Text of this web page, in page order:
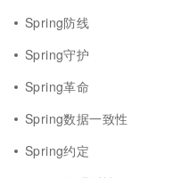
Spring防线
Spring守护
Spring革命
Spring数据一致性
Spring约定